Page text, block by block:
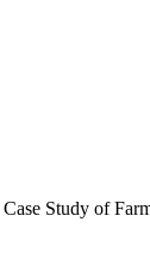
Study of Farm